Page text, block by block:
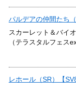
パルデアの仲間たち
スカーレット＆バイ
（テラスタルフェスex
レホール（SR）【